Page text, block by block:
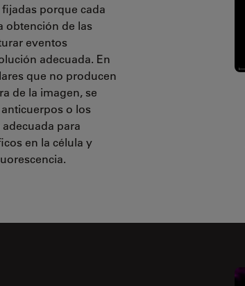
porque cada
obtención de las
eventos
adecuada. En
que no producen
de la imagen, se
o los
para
en la célula y